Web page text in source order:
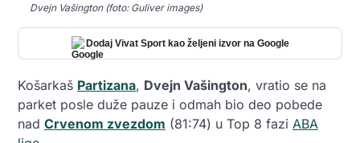
Dvejn Vašington (foto: Guliver images)
Dodaj Vivat Sport kao željeni izvor na Google
Košarkaš Partizana, Dvejn Vašington, vratio se na
parket posle duže pauze i odmah bio deo pobede
nad Crvenom zvezdom (81:74) u Top 8 fazi ABA